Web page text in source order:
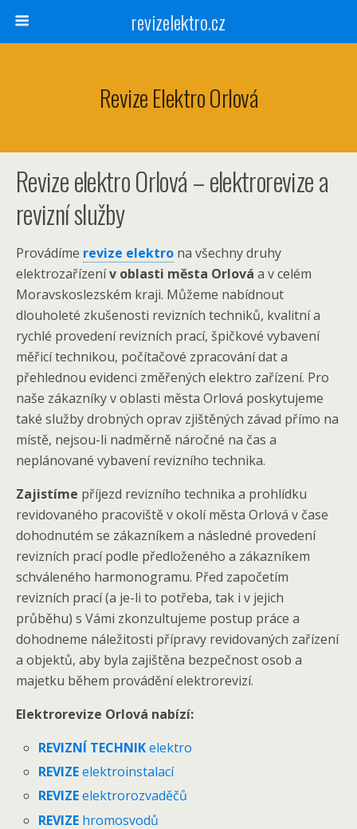
revizelektro.cz
Revize Elektro Orlová
Revize elektro Orlová – elektrorevize a
revizní služby
Provádíme revize elektro na všechny druhy
elektrozařízenív oblasti města Orlová a v celém
Moravskoslezském kraji. Můžeme nabídnout
dlouholeté zkušenosti revizních techniků, kvalitní a
rychlé provedení revizních prací, špičkové vybavení
měřicí technikou, počítačové zpracování dat a
přehlednou evidenci změřených elektro zařízení. Pro
naše zákazníky v oblasti města Orlová poskytujeme
také služby drobných oprav zjištěných závad přímo na
místě, nejsou-li nadměrně náročné na čas a
neplánované vybavení revizního technika.
Zajistíme příjezd revizního technika a prohlídku
revidovaného pracoviště v okolí města Orlová v čase
dohodnutém se zákazníkem a následné provedení
revizních prací podle předloženého a zákazníkem
schváleného harmonogramu. Před započetím
revizních prací (a je-li to potřeba, tak i v jejich
průběhu) s Vámi zkonzultujeme postup práce a
dohodneme náležitosti přípravy revidovaných zařízení
a objektů, aby byla zajištěna bezpečnost osob a
majetku během provádění elektrorevizí.
Elektrorevize Orlová nabízí:
REVIZNÍ TECHNIKelektro
REVIZEelektroinstalací
REVIZEelektrorozvaděčů
REVIZE hromosvodů